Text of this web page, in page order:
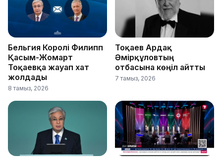
Бельгия Королі Филипп
Қасым-Жомарт
Тоқаевқа жауап хат
жолдады
8 тамыз, 2026
Тоқаев Ардақ
Әмірқұловтың
отбасына көңіл айтты
7 тамыз, 2026